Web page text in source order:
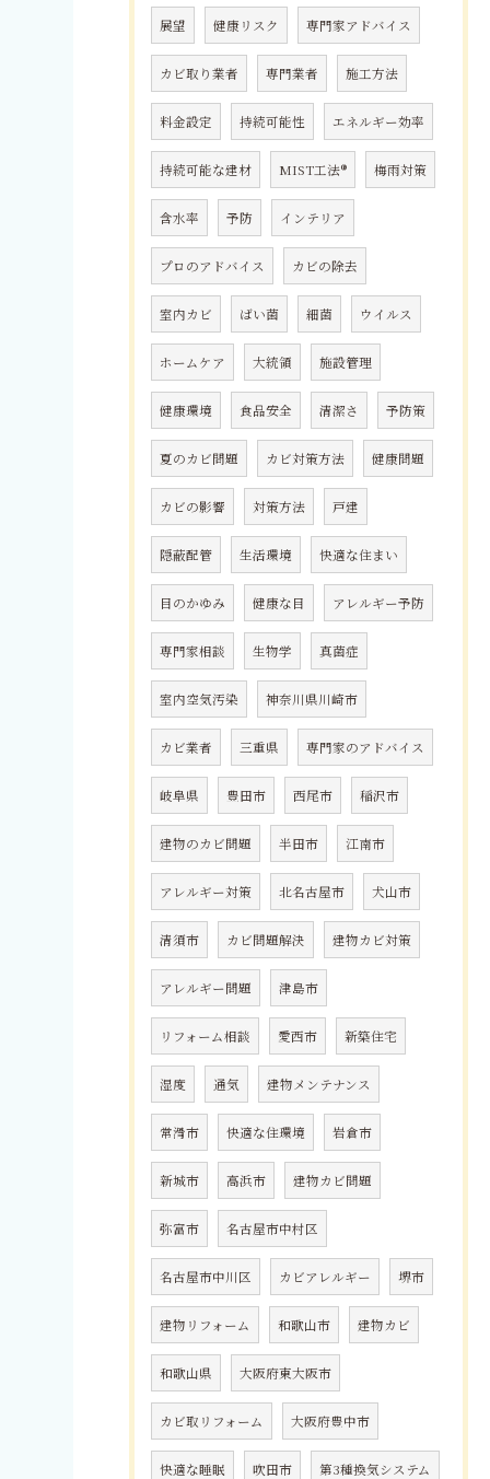
展望 健康リスク 専門家アドバイス
カビ取り業者 専門業者 施工方法
料金設定 持続可能性 エネルギー効率
持続可能な建材 MIST工法® 梅雨対策
含水率 予防 インテリア
プロのアドバイス カビの除去
室内カビ ばい菌 細菌 ウイルス
ホームケア 大統領 施設管理
健康環境 食品安全 清潔さ 予防策
夏のカビ問題 カビ対策方法 健康問題
カビの影響 対策方法 戸建
隠蔽配管 生活環境 快適な住まい
目のかゆみ 健康な目 アレルギー予防
専門家相談 生物学 真菌症
室内空気汚染 神奈川県川崎市
カビ業者 三重県 専門家のアドバイス
岐阜県 豊田市 西尾市 稲沢市
建物のカビ問題 半田市 江南市
アレルギー対策 北名古屋市 犬山市
清須市 カビ問題解決 建物カビ対策
アレルギー問題 津島市
リフォーム相談 愛西市 新築住宅
湿度 通気 建物メンテナンス
常滑市 快適な住環境 岩倉市
新城市 高浜市 建物カビ問題
弥富市 名古屋市中村区
名古屋市中川区 カビアレルギー 堺市
建物リフォーム 和歌山市 建物カビ
和歌山県 大阪府東大阪市
カビ取リフォーム 大阪府豊中市
快適な睡眠 吹田市 第3種換気システム